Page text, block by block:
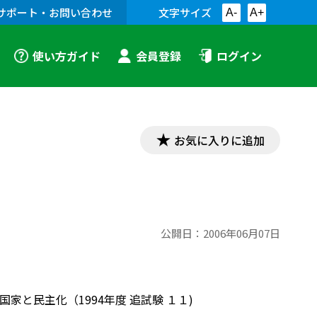
ポート・お問い合わせ 文字サイズ A- A+
使い方ガイド 会員登録 ログイン
お気に入りに追加
公開日： 2006年06月07日
と民主化（1994年度 追試験 １１)